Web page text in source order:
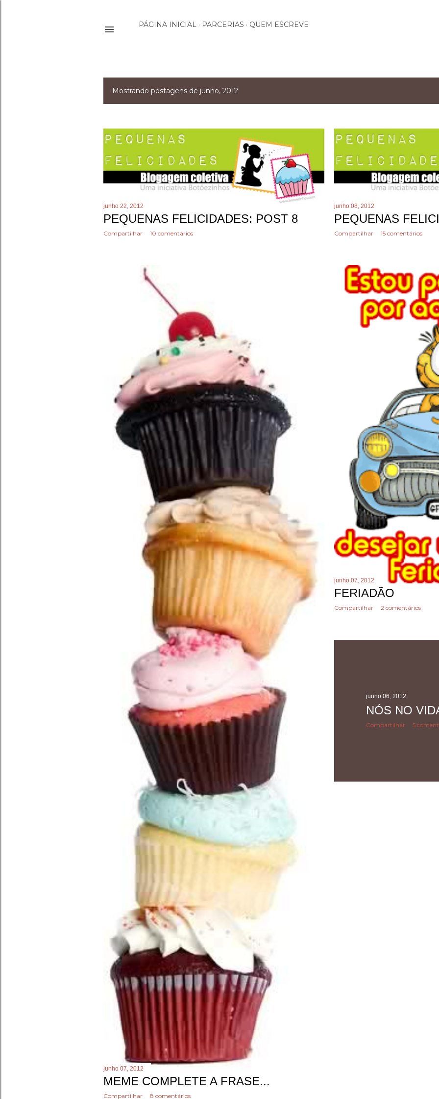
PÁGINA INICIAL PARCERIAS QUEM ESCREVE
P
s
t
a
e
n
Mostrando postagens de junho, 2012
junho 22, 2012
PEQUENAS FELICIDADES: POST 8
Compartilhar 10 comentários
junho 08, 2012
PEQUENAS
Compartilhar 15 comentários
junho 07, 2012
MEME COMPLETE A FRASE...
Compartilhar 8 comentários
junho 07, 2012
FERIADÃO
Compartilhar 2 comentários
junho 06, 2012
NÓS NO
Compartilhar 5